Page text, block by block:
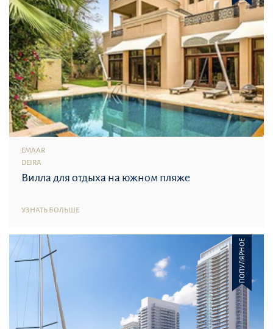
EMAAR
DEIRA
Вилла для отдыха на южном пляже
УЗНАТЬ БОЛЬШЕ
ПОПУЛЯРНОЕ